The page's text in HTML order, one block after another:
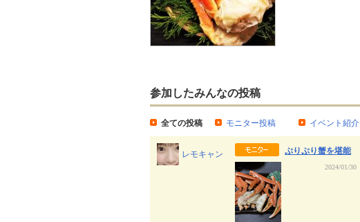
参加したみんなの投稿
全ての投稿 モニター投稿 イベント紹介
レモキャン ぷりぷり蟹を堪能
2024/01/30